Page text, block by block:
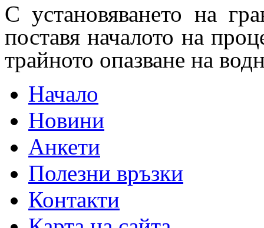
С установяването на
поставя началото на
трайното опазване на
Начало
Новини
Анкети
Полезни връзки
Контакти